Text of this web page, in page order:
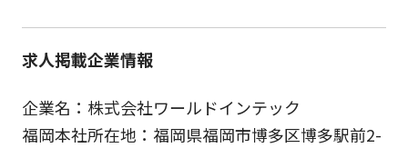
求人掲載企業情報
企業名：株式会社ワールドインテック
福岡本社所在地：福岡県福岡市博多区博多駅前2-